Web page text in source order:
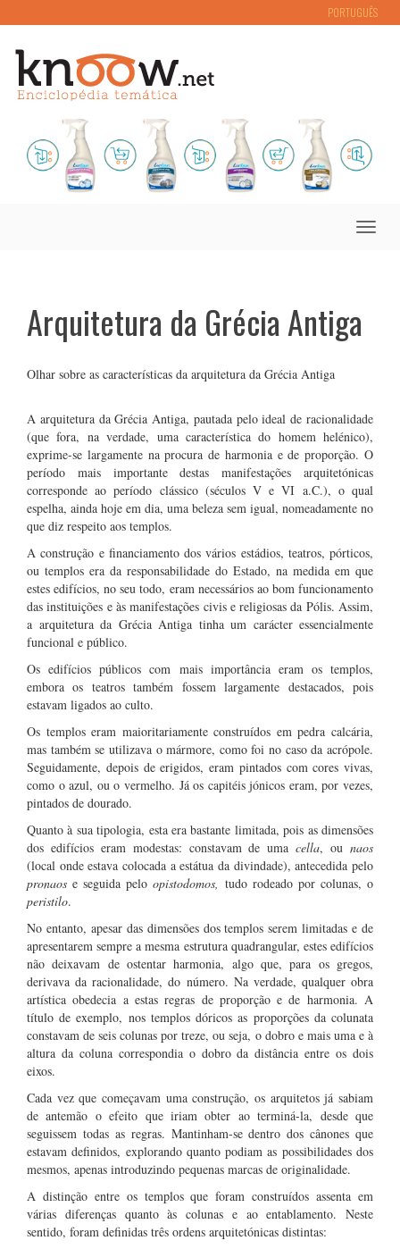
PORTUGUÊS
Toggle
Arquitetura da Grécia Antiga
Olhar sobre as características da arquitetura da Grécia Antiga
A arquitetura da Grécia Antiga, pautada pelo ideal de racionalidade
(que fora, na verdade, uma característica do homem helénico),
exprime-se largamente na procura de harmonia e de proporção. O
período mais importante destas manifestações arquitetónicas
corresponde ao período clássico (séculos V e VI a.C.), o qual
espelha, ainda hoje em dia, uma beleza sem igual, nomeadamente no
que diz respeito aos templos.
A construção e financiamento dos vários estádios, teatros, pórticos,
ou templos era da responsabilidade do Estado, na medida em que
estes edifícios, no seu todo, eram necessários ao bom funcionamento
das instituições e às manifestações civis e religiosas da Pólis. Assim,
a arquitetura da Grécia Antiga tinha um carácter essencialmente
funcional e público.
Os edifícios públicos com mais importância eram os templos,
embora os teatros também fossem largamente destacados, pois
estavam ligados ao culto.
Os templos eram maioritariamente construídos em pedra calcária,
mas também se utilizava o mármore, como foi no caso da acrópole.
Seguidamente, depois de erigidos, eram pintados com cores vivas,
como o azul, ou o vermelho. Já os capitéis jónicos eram, por vezes,
pintados de dourado.
Quanto à sua tipologia, esta era bastante limitada, pois as dimensões
dos edifícios eram modestas: constavam de umacella, ounaos
(local onde estava colocada a estátua da divindade), antecedida pelo
pronaos e seguida peloopistodomos, tudo rodeado por colunas, o
peristilo.
No entanto, apesar das dimensões dos templos serem limitadas e de
apresentarem sempre a mesma estrutura quadrangular, estes edifícios
não deixavam de ostentar harmonia, algo que, para os gregos,
derivava da racionalidade, do número. Na verdade, qualquer obra
artística obedecia a estas regras de proporção e de harmonia. A
título de exemplo, nos templos dóricos as proporções da colunata
constavam de seis colunas por treze, ou seja, o dobro e mais uma e à
altura da coluna correspondia o dobro da distância entre os dois
eixos.
Cada vez que começavam uma construção, os arquitetos já sabiam
de antemão o efeito que iriam obter ao terminá-la, desde que
seguissem todas as regras. Mantinham-se dentro dos cânones que
estavam definidos, explorando quanto podiam as possibilidades dos
mesmos, apenas introduzindo pequenas marcas de originalidade.
A distinção entre os templos que foram construídos assenta em
várias diferenças quanto às colunas e ao entablamento. Neste
sentido, foram definidas três ordens arquitetónicas distintas: